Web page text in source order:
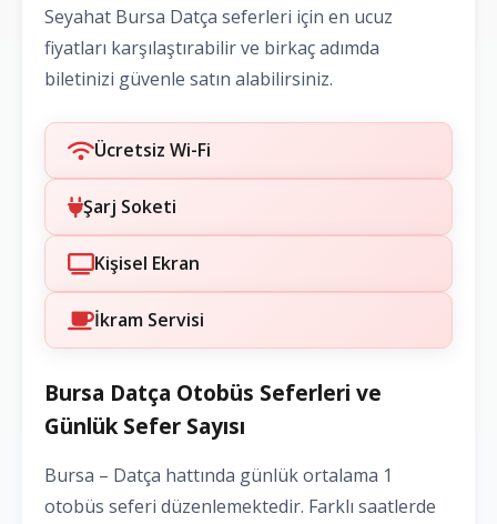
Seyahat Bursa Datça seferleri için en ucuz
fiyatları karşılaştırabilir ve birkaç adımda
biletinizi güvenle satın alabilirsiniz.
Ücretsiz Wi-Fi
Şarj Soketi
Kişisel Ekran
İkram Servisi
Bursa Datça Otobüs Seferleri ve
Günlük Sefer Sayısı
Bursa – Datça hattında günlük ortalama 1
otobüs seferi düzenlemektedir. Farklı saatlerde